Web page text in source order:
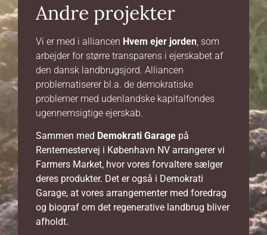
Andre projekter
Vi er med i alliancen Hvem ejer jorden, som
arbejder for større transparens i ejerskabet af
den dansk landbrugsjord. Alliancen
problematiserer bl.a. de demokratiske
problemer med udenlandske kapitalfondes
ugennemsigtige ejerskab.
Sammen med Demokrati Garage på
Rentemestervej i København NV arrangerer vi
Farmers Market, hvor vores forvaltere sælger
deres produkter. Det er også i Demokrati
Garage, at vores arrangementer med foredrag
og biograf om det regenerative landbrug bliver
afholdt.